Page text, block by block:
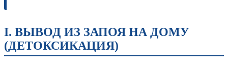
I. ВЫВОД ИЗ ЗАПОЯ НА ДОМУ
(ДЕТОКСИКАЦИЯ)